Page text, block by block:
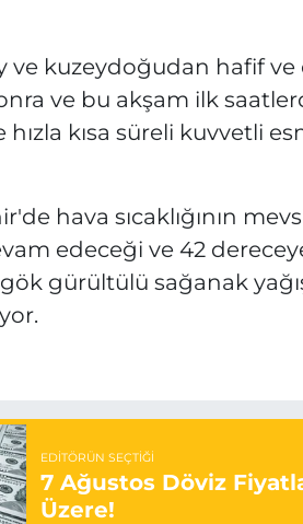
ve kuzeydoğudan hafif
ve bu akşam ilk
hızla kısa süreli kuvvetli
hava sıcaklığının
edeceği ve 42
gürültülü sağanak
EDITÖRÜN SEÇTIĞI
7 Ağustos Döviz
Üzere!